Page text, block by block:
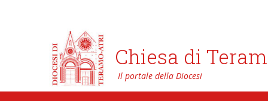
Chiesa di